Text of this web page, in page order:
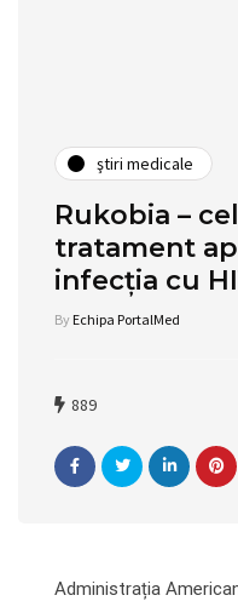
ştiri medicale
Rukobia –
tratament
infecția cu
By Echipa PortalMed
889
Administrația